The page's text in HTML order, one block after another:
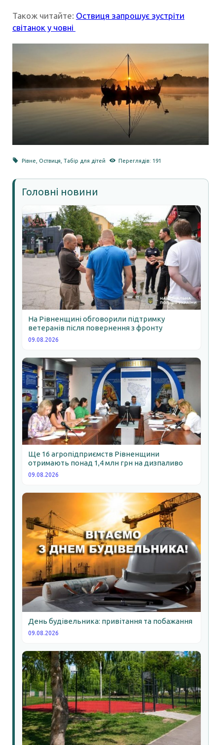
Також читайте: Оствиця запрошує зустріти
світанок у човні
Рівне Оствиця ,Табір для дітей Переглядів: 191
Головні новини
На Рівненщині обговорили підтримку
ветеранів після повернення з фронту
09.08.2026
Ще 16 агропідприємств Рівненщини
отримають понад 1,4 млн грн на дизпаливо
09.08.2026
День будівельника: привітання та побажання
09.08.2026